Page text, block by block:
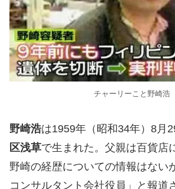
チャーリーこと野崎浩
野崎浩は1959年（昭和34年）8月
区浅草で生まれた。父親は百貨店
野崎の経歴についての情報はない
コンサルタント会社役員」と報道